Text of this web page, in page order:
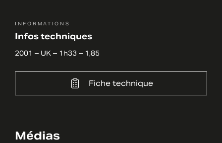
INFORMATIONS
Infos techniques
2001 – UK – 1h33 – 1,85
Fiche technique
Médias